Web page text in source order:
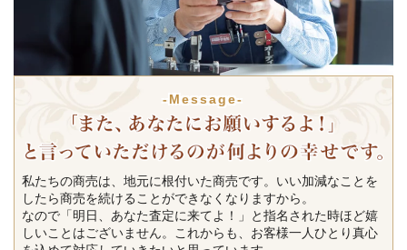
-Message-
私たちの商売は、地元に根付いた商売です。いい加減なことを
したら商売を続けることができなくなりますから。
なので「明日、あなた査定に来てよ！」と指名された時ほど嬉
しいことはございません。これからも、お客様一人ひとり真心